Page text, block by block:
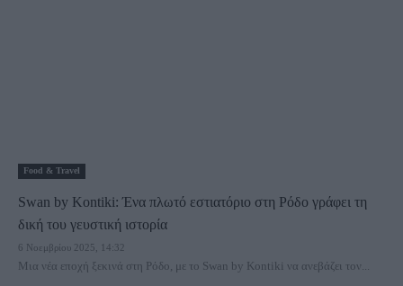
Food & Travel
Swan by Kontiki: Ένα πλωτό εστιατόριο στη Ρόδο γράφει τη
δική του γευστική ιστορία
6 Νοεμβρίου 2025, 14:32
Μια νέα εποχή ξεκινά στη Ρόδο, με το Swan by Kontiki να ανεβάζει τον...